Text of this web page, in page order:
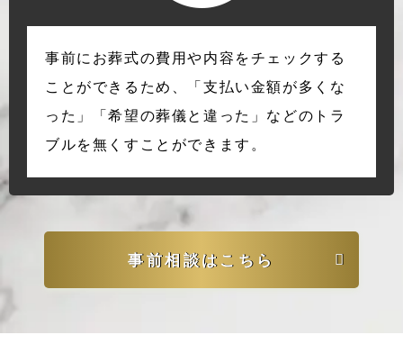
事前にお葬式の費用や内容をチェックする
ことができるため、「支払い金額が多くな
った」「希望の葬儀と違った」などのトラ
ブルを無くすことができます。
事前相談はこちら